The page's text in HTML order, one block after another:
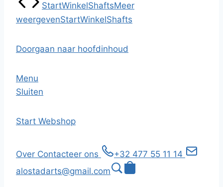
StartWinkelShaftsMeer
weergevenStartWinkelShafts
Doorgaan naar hoofdinhoud
Menu
Sluiten
Start Webshop
Over Contacteer ons
+32 477 55 11 14
alostadarts@gmail.com